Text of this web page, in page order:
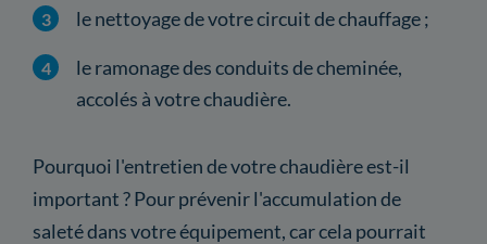
le nettoyage de votre circuit de chauffage ;
le ramonage des conduits de cheminée,
accolés à votre chaudière.
Pourquoi l'entretien de votre chaudière est-il
important ? Pour prévenir l'accumulation de
saleté dans votre équipement, car cela pourrait